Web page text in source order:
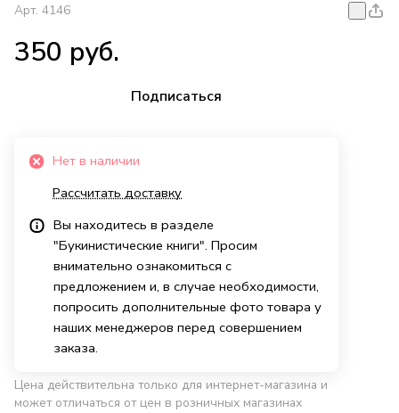
Арт. 4146
350 руб.
Подписаться
Нет в наличии
Рассчитать доставку
Вы находитесь в разделе
"Букинистические книги". Просим
внимательно ознакомиться с
предложением и, в случае необходимости,
попросить дополнительные фото товара у
наших менеджеров перед совершением
заказа.
Цена действительна только для интернет-магазина и
может отличаться от цен в розничных магазинах